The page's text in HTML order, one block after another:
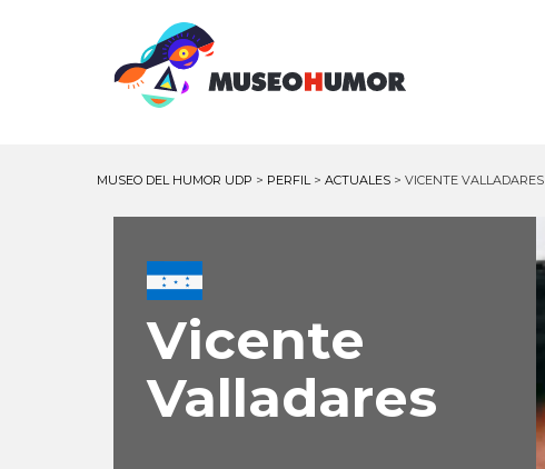
MUSEO DEL HUMOR UDP > PERFIL> ACTUALES > VICENTE VALLADARES
Vicente
Valladares